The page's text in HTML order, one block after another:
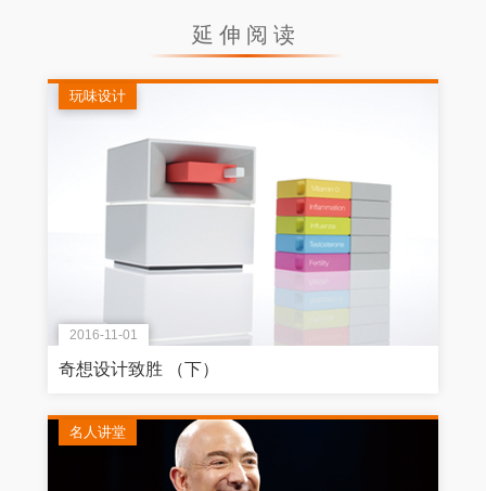
延伸阅读
2016-11-01
玩味设计
奇想设计致胜 （下）
名人讲堂